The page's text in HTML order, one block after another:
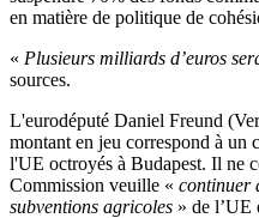
en matière de politique de
« Plusieurs milliards d’euros
sources.
L'eurodéputé Daniel Freund
montant en jeu correspond à un
l'UE octroyés à Budapest. Il ne
Commission veuille « continuer
subventions agricoles » de l’UE